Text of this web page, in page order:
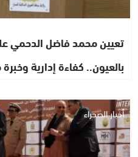
تعيين محمد فاضل الدحمي
بالعيون.. كفاءة إدارية
أخبار الصحراء